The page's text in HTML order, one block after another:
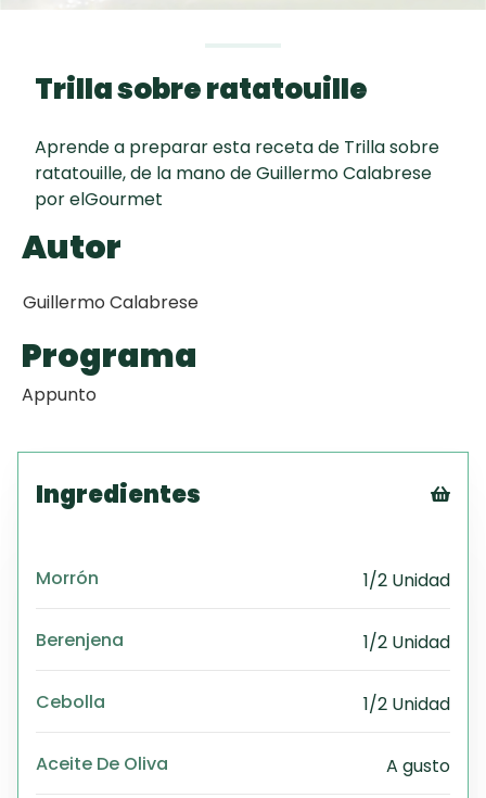
Chispas de
Chocolate
Key Lime Pie
Trilla sobre ratatouille
Aprende a preparar esta receta de Trilla sobre
ratatouille, de la mano de Guillermo Calabrese
por elGourmet
Autor
Guillermo Calabrese
Programa
Appunto
Ingredientes
Morrón 1/2 Unidad
Berenjena 1/2 Unidad
Cebolla 1/2 Unidad
Aceite De Oliva A gusto